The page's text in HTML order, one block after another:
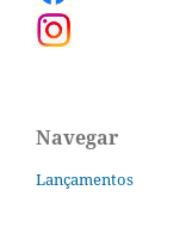
Navegar
Lançamentos